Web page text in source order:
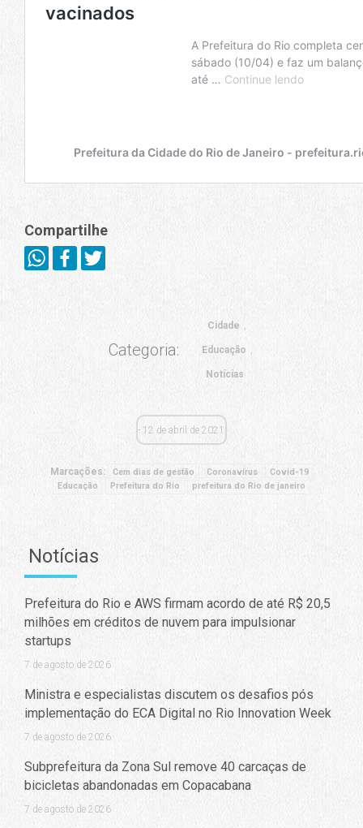
Compartilhe
Categoria:
Cidade
Educação
Notícias
12 de abril de 2021
Marcações: Cem dias de gestão Coronavírus
Covid-19
Educação
Prefeitura do Rio prefeitura do Rio de janeiro
Notícias
Prefeitura do Rio e AWS firmam acordo de até R$ 20,5
milhões em créditos de nuvem para impulsionar
startups
7 de agosto de 2026
Ministra e especialistas discutem os desafios pós
implementação do ECA Digital no Rio Innovation Week
7 de agosto de 2026
Subprefeitura da Zona Sul remove 40 carcaças de
bicicletas abandonadas em Copacabana
7 de agosto de 2026